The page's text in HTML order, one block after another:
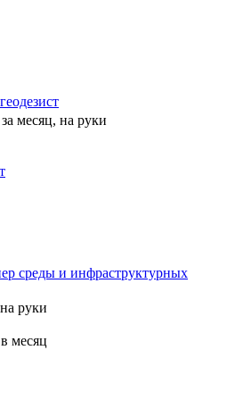
за месяц, на руки
среды и инфраструктурных
на руки
месяц